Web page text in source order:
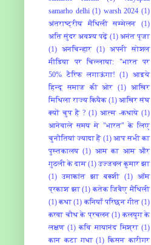
samarho delhi (1) warsh 2024 (1)
अंतराष्ट्रीय मैथिली सम्मेलन
(1)
अति सुंदर अवश्य पढ़ें (1) अनंत पूजा
(1) अनचिन्हार (1) अपनी सोशल
मीडिया पर चिल्लाया: "भारत पर
50% टैरिफ लगाऊंगा! (1) आइये
हिन्दू समाज की ओर (1) आखिर
मिथिला राज्य कियैक (1) आखिर संघ
क्यों चुप है ? (1) आत्म -कथाये (1)
आनेवाले समय मे "भारत" के लिए
चुनौतियां ज्यादा हैं (1) आप सभी का
पुस्तकालय (1) आम का आम और
गुठली के दाम (1) उज्जवल कुमार झा
(1) उमाकांत झा बक्शी (1) ऑम
प्रकाश झा (1) कतेक जिबैए मैथिली
(1) कथा (1) कनियाँ परिछन गीत (1)
करवा चौथ के प्रचलन (1) कलयुग के
लक्षण (1) कवि मायानंद मिश्रा (1)
कान कटा गधा (1) किसन कारीगर